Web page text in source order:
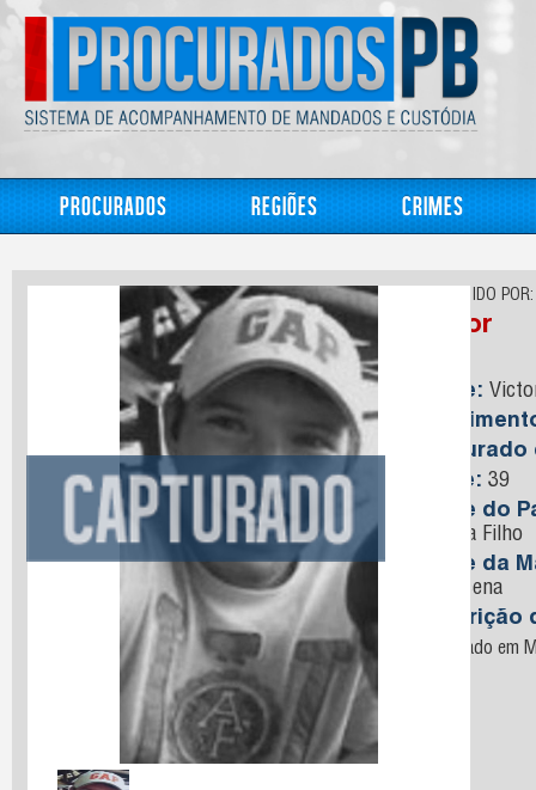
Procurados Regiões Crimes
CONHECIDO POR:
Victor
Nome:
Idade: 39
Nome do
Lucena Filho
Nome da
de Lucena
Descrição
Capturado em